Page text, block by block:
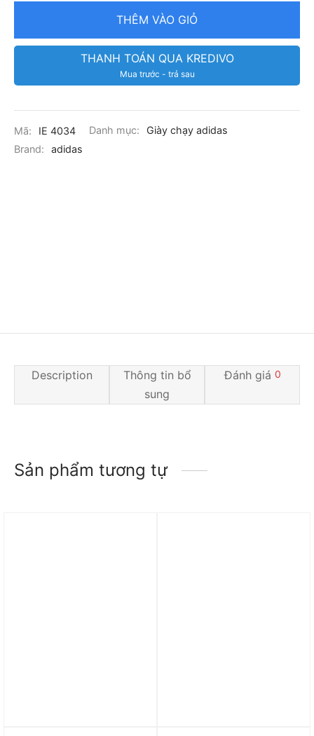
THÊM VÀO GIỎ
THANH TOÁN QUA KREDIVO
Mua trước - trả sau
Mã: IE 4034 Danh mục:
Giày chạy adidas
Brand:
adidas
Description
Thông tin bổ
sung
Đánh giá 0
Sản phẩm tương tự